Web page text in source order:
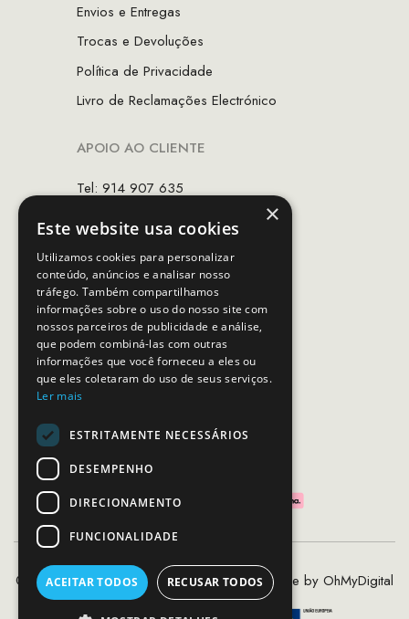
Envios e Entregas
Trocas e Devoluções
Política de Privacidade
Livro de Reclamações Electrónico
APOIO AO CLIENTE
Tel: 914 907 635
Horário de contacto:
Dias úteis das 10h as 19h
SEGUE-NOS
PAGAMENTOS SEGUROS
©2020 - 2026 MCS - Mob Crew Store | Made by OhMyDigital
×
Este website usa cookies
Utilizamos cookies para personalizar
conteúdo, anúncios e analisar nosso
tráfego. Também compartilhamos
informações sobre o uso do nosso site com
nossos parceiros de publicidade e análise,
que podem combiná-las com outras
informações que você forneceu a eles ou
que eles coletaram do uso de seus serviços.
Ler mais
ESTRITAMENTE NECESSÁRIOS
DESEMPENHO
DIRECIONAMENTO
FUNCIONALIDADE
ACEITAR TODOS RECUSAR TODOS